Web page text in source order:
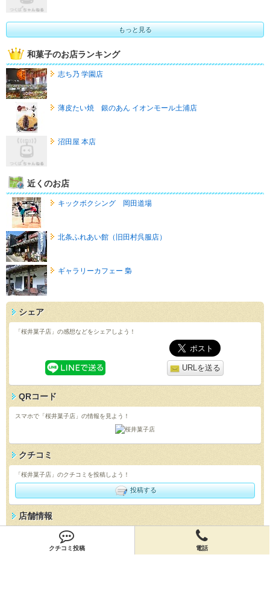
クチコミ投稿 電話
もっと見る
和菓子のお店ランキング
志ち乃 学園店
薄皮たい焼 銀のあん イオンモール土浦店
沼田屋 本店
近くのお店
キックボクシング 岡田道場
北条ふれあい館（旧田村呉服店）
ギャラリーカフェー 梟
シェア
「桜井菓子店」の感想などをシェアしよう！
URLを送る
QRコード
スマホで「桜井菓子店」の情報を見よう！
クチコミ
「桜井菓子店」のクチコミを投稿しよう！
投稿する
店舗情報
「桜井菓子店」の店舗情報を編集しよう！